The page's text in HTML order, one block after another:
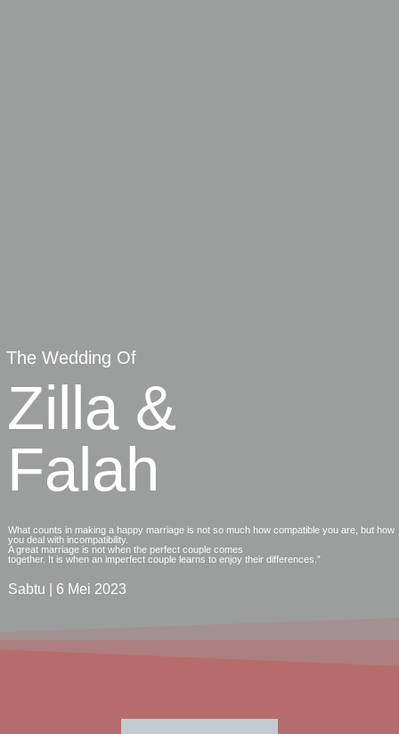
The Wedding Of
Zilla &
Falah
What counts in making a happy marriage is not so much how compatible you are, but how
you deal with incompatibility.
A great marriage is not when the perfect couple comes
together. It is when an imperfect couple learns to enjoy their differences.”
Sabtu | 6 Mei 2023